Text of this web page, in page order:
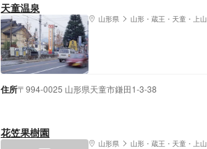
天童温泉
山形県 山形・蔵王・天童・上山
住所〒994-0025 山形県天童市鎌田1-3-38
花笠果樹園
山形県 山形・蔵王・天童・上山